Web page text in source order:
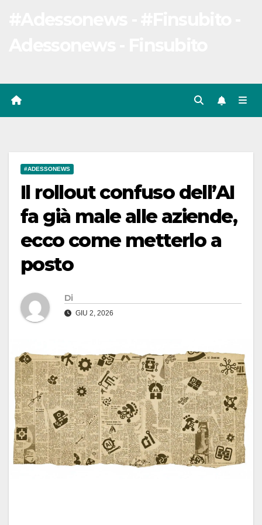
#ADESSONEWS
Il rollout confuso dell’AI
fa già male alle aziende,
ecco come metterlo a
posto
Di
GIU 2, 2026